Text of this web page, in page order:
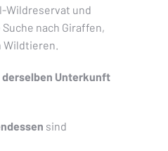
Wildreservat und
nach Giraffen,
Wildtieren.
derselben Unterkunft
sind